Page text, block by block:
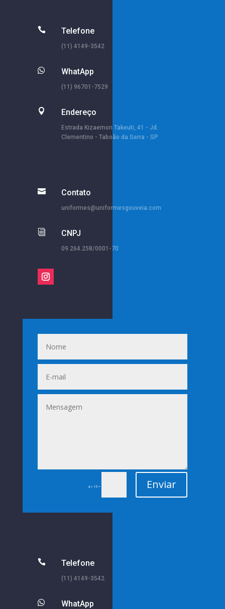
 Telefone
(11) 4149-3542
 WhatApp
(11) 96701-7529
 Endereço
Estrada Kizaemon Takeuti, 41 - Jd.
Clementino - Taboão da Serra - SP
 Contato
uniformes@uniformesgouveia.com
i CNPJ
09.264.258/0001-70
4 + 15 = Enviar
 Telefone
(11) 4149-3542
 WhatApp